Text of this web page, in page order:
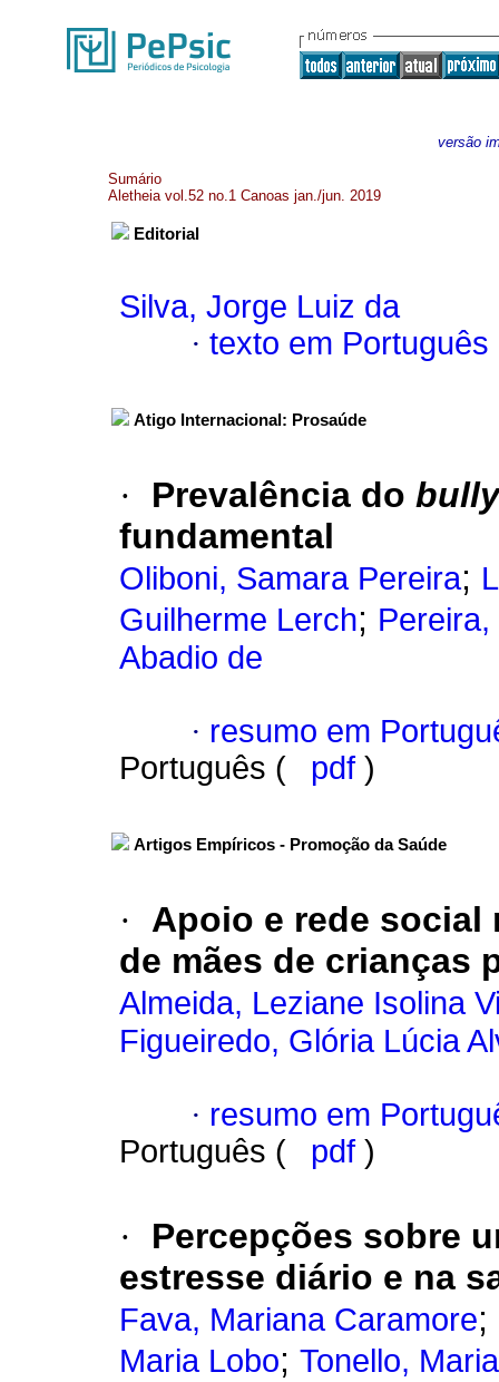
versão
Sumário
Aletheia vol.52 no.1 Canoas jan./jun. 2019
Editorial
Silva, Jorge Luiz da
· texto em Português
Atigo Internacional: Prosaúde
· Prevalência do
fundamental
Oliboni, Samara Pereira;
Guilherme Lerch;
Abadio de
· resumo em
Português (
pdf )
Artigos Empíricos - Promoção da Saúde
·
Apoio e rede
de mães de crianças
Almeida, Leziane Isolina
Figueiredo, Glória Lúcia
· resumo em
Português (
pdf )
·
Percepções sobre
estresse diário e na
Fava, Mariana Caramore;
Maria Lobo; Tonello,